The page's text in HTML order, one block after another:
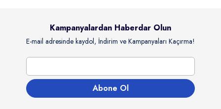
Sepete Ekle
Kampanyalardan Haberdar Olun
E-mail adresinde kaydol, İndirim ve Kampanyaları Kaçırma!
Abone Ol